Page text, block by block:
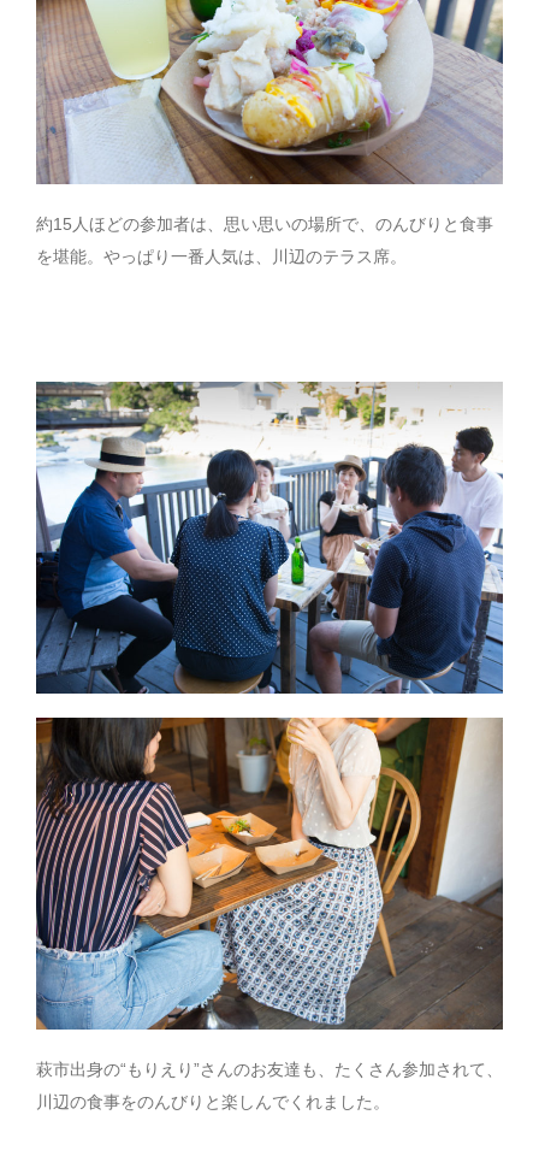
約15人ほどの参加者は、思い思いの場所で、のんびりと食事
を堪能。やっぱり一番人気は、川辺のテラス席。
萩市出身の“もりえり”さんのお友達も、たくさん参加されて、
川辺の食事をのんびりと楽しんでくれました。